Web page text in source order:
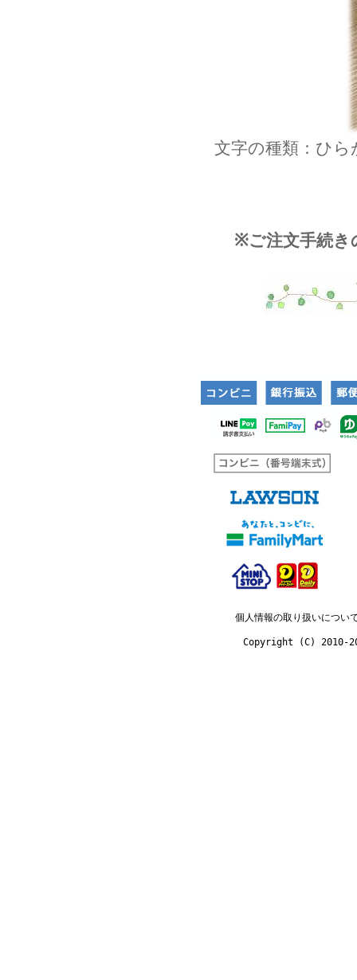
文字の種類：ひ
※ご注文手続き
個人情報の取り扱いについ
Copyright (C) 2010-